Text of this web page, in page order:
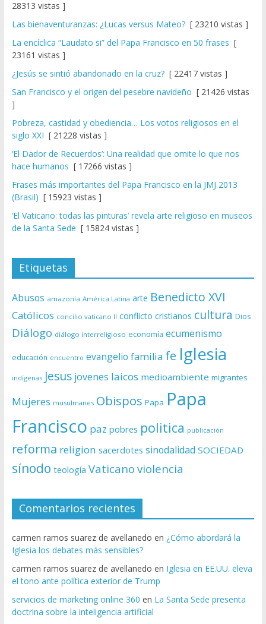
28313 vistas ]
Las bienaventuranzas: ¿Lucas versus Mateo?[ 23210 vistas ]
La encíclica “Laudato si” del Papa Francisco en 50 frases [
23161 vistas ]
¿Jesús se sintió abandonado en la cruz?[ 22417 vistas ]
San Francisco y el origen del pesebre navideño [ 21426 vistas
]
Pobreza, castidad y obediencia… Los votos religiosos en el
siglo XXI [ 21228 vistas ]
‘El Dador de Recuerdos’: Una realidad que omite lo que nos
hace humanos [ 17266 vistas ]
Frases más importantes del Papa Francisco en la JMJ 2013
(Brasil) [ 15923 vistas ]
‘El Vaticano: todas las pinturas’ revela arte religioso en museos
de la Santa Sede [ 15824 vistas ]
Etiquetas
Abusos amazonía América Latina arte Benedicto XVI
Católicos concilio vaticano II conflicto cristianos cultura Dios
Diálogo diálogo interreligioso economía ecumenismo
educación encuentro evangelio familia fe Iglesia
indígenas Jesus jovenes laicos medioambiente migrantes
Mujeres musulmanes Obispos Papa Papa
Francisco paz pobres politica publicación
reforma religion sacerdotes sinodalidad SOCIEDAD
sínodo teología Vaticano violencia
Comentarios recientes
carmen ramos suarez de avellanedo en ¿Cómo abordará la
Iglesia los debates más sensibles?
carmen ramos suarez de avellanedo en Iglesia en EE.UU. eleva
el tono ante política exterior de Trump
servicios de marketing online 360 en La Santa Sede presenta
doctrina sobre la inteligencia artificial